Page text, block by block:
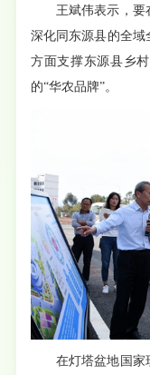
王斌伟表示，要
深化同东源县的全域
方面支撑东源县乡
的“华农品牌”。
在灯塔盆地国家